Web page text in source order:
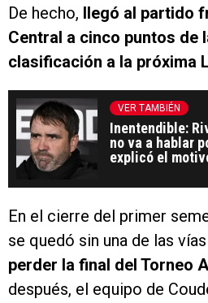
De hecho,
llegó al partido
Central a cinco puntos de
clasificación a la próxima
VER TAMBIÉN
Inentendible:
no va a hablar
explicó el
En el cierre del primer
se quedó sin una de las
perder la final del Torneo
después, el equipo de